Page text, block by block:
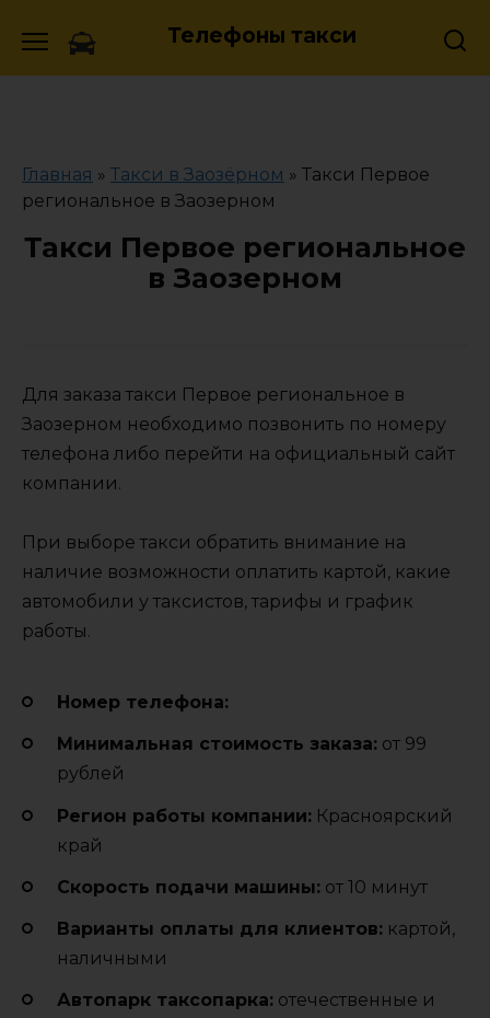
Телефоны такси
Главная » Такси в Заозёрном » Такси Первое
региональное в Заозерном
Такси Первое региональное
в Заозерном
Для заказа такси Первое региональное в
Заозерном необходимо позвонить по номеру
телефона либо перейти на официальный сайт
компании.
При выборе такси обратить внимание на
наличие возможности оплатить картой, какие
автомобили у таксистов, тарифы и график
работы.
Номер телефона:
Минимальная стоимость заказа: от 99
рублей
Регион работы компании: Красноярский
край
Cкорость подачи машины: от 10 минут
Варианты оплаты для клиентов: картой,
наличными
Автопарк таксопарка: отечественные и